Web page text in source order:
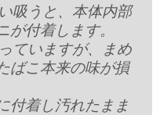
吸うと、本体内部
が付着します。
ていますが、まめ
ばこ本来の味が損
付着し汚れたまま